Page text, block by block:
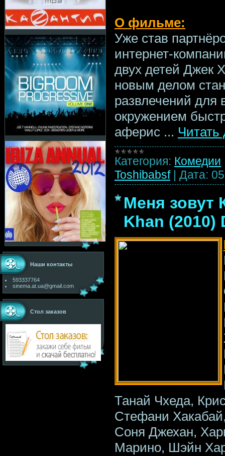
Наши контакты
593337764
sinema.at.ua@gmail.com
Стол заказов
О фильме:
Уже став
интернет-
двух детей Джек
новым делом
развлечений для
окружением
аферис ...
Категория: Комедии
Toshibabsf | Дата:
Меня зовут
Khan (2010)
Танай Чхеда,
Стефани
Соня Джехан,
Марино, Шэйн